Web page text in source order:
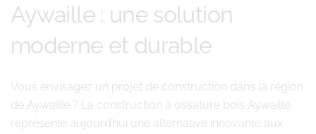
Aywaille : une solution
moderne et durable
Vous envisagez un projet de construction dans la région
de Aywaille ? La construction à ossature bois Aywaille
représente aujourd’hui une alternative innovante aux